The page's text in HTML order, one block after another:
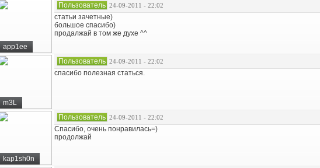
app1ee
Пользователь 24-09-2011 - 22:02
статьи зачетные)
большое спасибо)
продалжай в том же духе ^^
m3L
Пользователь 24-09-2011 - 22:02
спасибо полезная статься.
kap1sh0n
Пользователь 24-09-2011 - 22:02
Спасибо, очень понравилась=)
продолжай